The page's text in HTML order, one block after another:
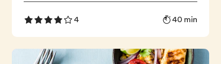
4 40 min